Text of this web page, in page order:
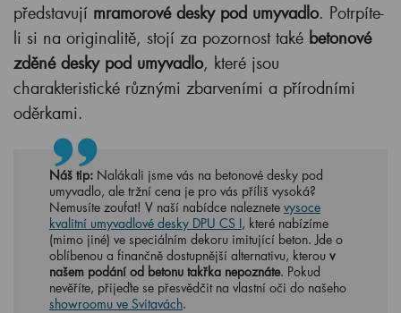
představují mramorové desky pod umyvadlo. Potrpíte-
li si na originalitě, stojí za pozornost také betonové
zděné desky pod umyvadlo, které jsou
charakteristické různými zbarveními a přírodními
oděrkami.
Náš tip: Nalákali jsme vás na betonové desky pod
umyvadlo, ale tržní cena je pro vás příliš vysoká?
Nemusíte zoufat! V naší nabídce naleznete vysoce
kvalitní umyvadlové desky DPU CS I, které nabízíme
(mimo jiné) ve speciálním dekoru imitující beton. Jde o
oblíbenou a finančně dostupnější alternativu, kterou v
našem podání od betonu takřka nepoznáte. Pokud
nevěříte, přijeďte se přesvědčit na vlastní oči do našeho
showroomu ve Svitavách.